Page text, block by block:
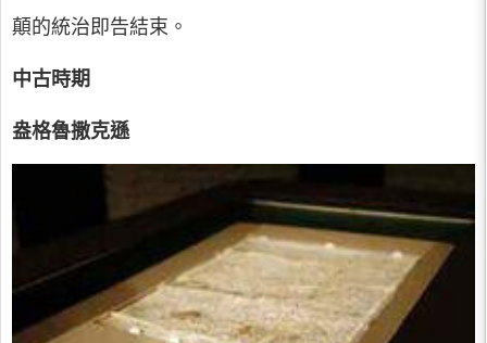
顛的統治即告結束。
中古時期
盎格魯撒克遜